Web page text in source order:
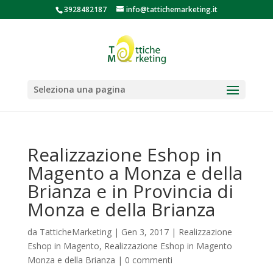
3928482187 info@tattichemarketing.it
Seleziona una pagina
Realizzazione Eshop in
Magento a Monza e della
Brianza e in Provincia di
Monza e della Brianza
da TatticheMarketing| Gen 3, 2017| Realizzazione
Eshop in Magento, Realizzazione Eshop in Magento
Monza e della Brianza | 0 commenti